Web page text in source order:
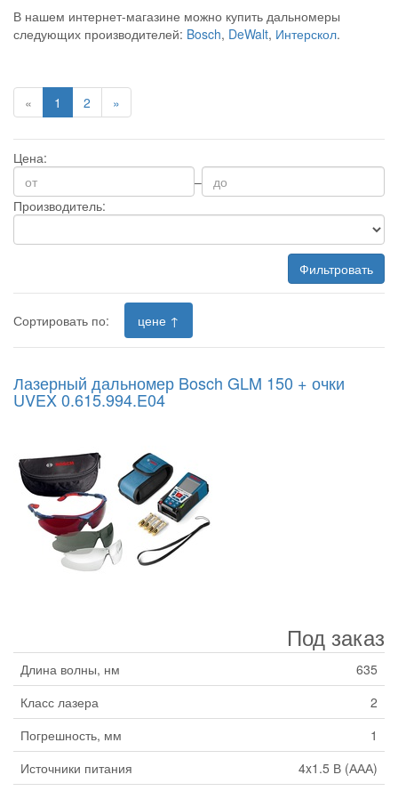
В нашем интернет-магазине можно купить дальномеры
следующих производителей: Bosch, DeWalt, Интерскол.
« 1 2 »
Цена:
–
Производитель:
Фильтровать
Сортировать по: цене ↑
Лазерный дальномер Bosch GLM 150 + очки
UVEX 0.615.994.E04
Под заказ
Длина волны, нм
635
Класс лазера
2
Погрешность, мм
1
Источники питания
4x1.5 В (ААА)